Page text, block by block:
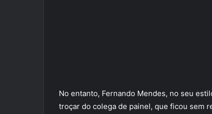
No entanto, Fernando Mendes, no seu
troçar do colega de painel, que ficou sem